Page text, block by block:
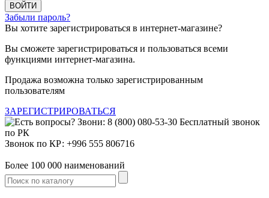
ВОЙТИ
Забыли пароль?
Вы хотите зарегистрироваться в интернет-магазине?
Вы сможете зарегистрироваться и пользоваться всеми
функциями интернет-магазина.
Продажа возможна только зарегистрированным
пользователям
ЗАРЕГИСТРИРОВАТЬСЯ
Звонок по КР: +996 555 806716
Более 100 000 наименований